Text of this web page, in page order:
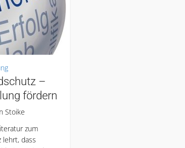
–
fördern
Stoike
zum
lehrt, dass